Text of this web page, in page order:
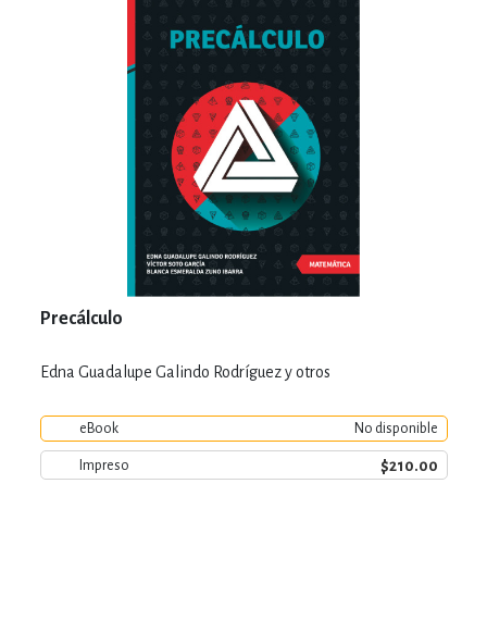
Precálculo
Edna Guadalupe Galindo Rodríguez y otros
eBook No disponible
Impreso $210.00